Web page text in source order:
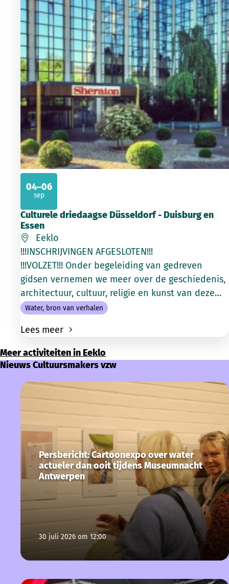
Culturele driedaagse Düsseldorf - Duisburg en
Essen
Eeklo
!!!INSCHRIJVINGEN AFGESLOTEN!!!
!!!VOLZET!!! Onder begeleiding van gedreven
gidsen vernemen we meer over de geschiedenis,
architectuur, cultuur, religie en kunst van deze
steden.
Water, bron van verhalen
Lees meer
04–06
sep
2026
Meer activiteiten in Eeklo
Nieuws Cultuursmakers vzw
Persbericht: Cartoonexpo over water
actueler dan ooit tijdens Museumnacht
Antwerpen
30 juli 2026 om 12:00